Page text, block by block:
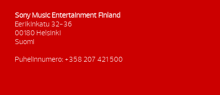
Sony Music Entertainment Finland
Eerikinkatu 32-36
00180 Helsinki
Suomi
Puhelinnumero: +358 207 421 500